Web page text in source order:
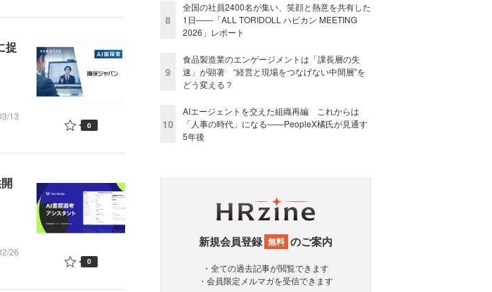
捉
13
0
26
0
8
全国の社員2400名が集い、笑顔と熱意を共有した
1日――「ALL TORIDOLL ハピカン MEETING
2026」レポート
9
食品製造業のエンゲージメントは「課長層の失
速」が顕著 “経営と現場をつなげない中間層”を
どう変える？
10
AIエージェントを交えた組織再編 これからは
「人事の時代」になる——PeopleX橘氏が見通す
5年後
新規会員登録 無料 のご案内
・全ての過去記事が閲覧できます
・会員限定メルマガを受信できます